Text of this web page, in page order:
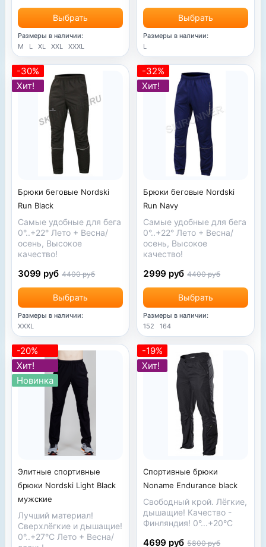
Выбрать
Размеры в наличии:
M
L XL XXL XXXL
Выбрать
Размеры в наличии:
L
-30%
Хит!
Брюки беговые Nordski
Run Black
Самые удобные для бега
0°..+22° Лето + Весна/
осень, Высокое
качество!
Выбрать
3099 руб 4400 руб
Размеры в наличии:
XXXL
-32%
Хит!
Брюки беговые Nordski
Run Navy
Самые удобные для бега
0°..+22° Лето + Весна/
осень, Высокое
качество!
Выбрать
2999 руб 4400 руб
Размеры в наличии:
152
164
-20%
Хит!
Новинка
Элитные спортивные
брюки Nordski Light Black
мужские
Лучший материал!
Сверхлёгкие и дышащие!
0°..+27°С Лето + Весна/
-19%
Хит!
Спортивные брюки
Noname Endurance black
Свободный крой. Лёгкие,
дышащие! Качество -
Финляндия! 0°...+20°С
4699 руб 5800 руб